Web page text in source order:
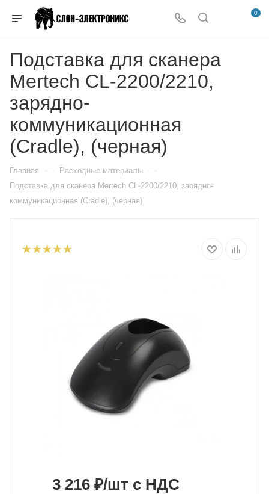
0
Подставка для сканера
Mertech CL-2200/2210,
зарядно-
коммуникационная
(Cradle), (черная)
Главная — Расходные материалы —
Подставка для сканера Mertech CL-2200/2210, зарядно-
коммуникационная (Cradle), (черная)
3 216 ₽/шт с НДС